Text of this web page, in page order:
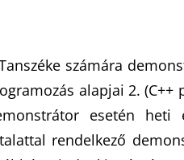
számára
alapjai 2. (C++
esetén
rendelkező